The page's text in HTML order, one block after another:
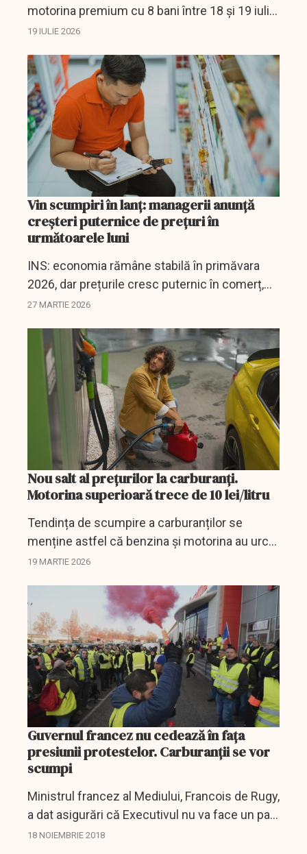
motorina premium cu 8 bani între 18 și 19 iulie.
Cât costă acum un plin.
19 IULIE 2026
Vin scumpiri în lanț: managerii anunță
creșteri puternice de prețuri în
următoarele luni
INS: economia rămâne stabilă în primăvara
2026, dar prețurile cresc puternic în comerț,
construcții și industrie.
27 MARTIE 2026
Nou salt al prețurilor la carburanți.
Motorina superioară trece de 10 lei/litru
Tendința de scumpire a carburanților se
menține astfel că benzina și motorina au urcat
în medie cu până la 15 bani/litru față de ziua
19 MARTIE 2026
Guvernul francez nu cedează în fața
presiunii protestelor. Carburanții se vor
scumpi
Ministrul francez al Mediului, Francois de Rugy,
a dat asigurări că Executivul nu va face un pas
înapoi în privinţa planului legat de creşterea
18 NOIEMBRIE 2018